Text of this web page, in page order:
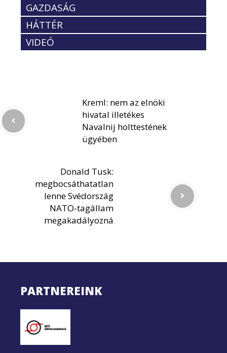
GAZDASÁG
HÁTTÉR
VIDEÓ
Kreml: nem az elnöki
hivatal illetékes
Navalnij holttestének
ügyében
Donald Tusk:
megbocsáthatatlan
lenne Svédország
NATO-tagállam
megakadályozná
PARTNEREINK